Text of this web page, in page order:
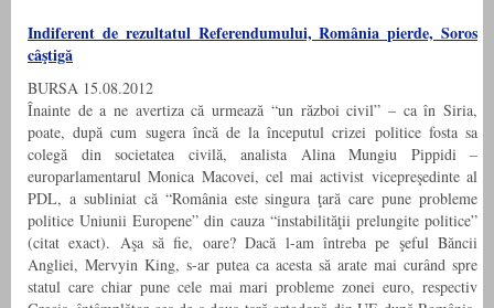
Indiferent de rezultatul Referendumului, România pierde, Soros
câştigă
BURSA 15.08.2012
Înainte de a ne avertiza că urmează “un război civil” – ca în Siria,
poate, după cum sugera încă de la începutul crizei politice fosta sa
colegă din societatea civilă, analista Alina Mungiu Pippidi –
europarlamentarul Monica Macovei, cel mai activist vicepreşedinte al
PDL, a subliniat că “România este singura ţară care pune probleme
politice Uniunii Europene” din cauza “instabilităţii prelungite politice”
(citat exact). Aşa să fie, oare? Dacă l-am întreba pe şeful Băncii
Angliei, Mervyin King, s-ar putea ca acesta să arate mai curând spre
statul care chiar pune cele mai mari probleme zonei euro, respectiv